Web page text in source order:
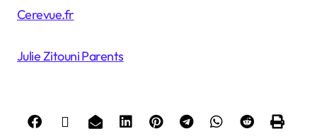
Cerevue.fr
Julie Zitouni Parents